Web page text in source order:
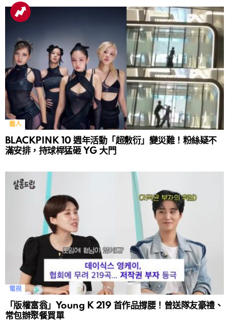
藝人
BLACKPINK 10 週年活動「超敷衍」變災難！粉絲疑不
滿安排，持球桿猛砸 YG 大門
電視
「版權富翁」Young K 219 首作品撐腰！曾送隊友豪禮、
常包辦聚餐買單